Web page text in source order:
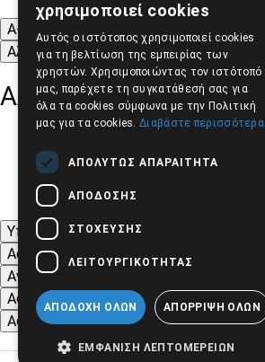
A-
Αλλαγή Γραμματοσειράς
Αλλαγή Χρώματος
Υπογράμμιση συνδέσμων
Ασπρόμαυρες Εικόνες
Αντίθεση Χρωμάτων και Εικόνων
Αφαίρεση κινούμενων εικόνων
Αφαίρεση Στυλ
χρησιμοποιεί cookies
Αυτός ο ιστότοπος χρησιμοποιεί cookies
για τη βελτίωση της εμπειρίας των
χρηστών. Χρησιμοποιώντας τον ιστότοπό
μας, παρέχετε τη συγκατάθεσή σας για
όλα τα cookies σύμφωνα με την Πολιτική
μας για τα cookies. Διαβάστε περισσότερα
ΑΠΟΛΎΤΩΣ ΑΠΑΡΑΊΤΗΤΑ
ΑΠΌΔΟΣΗΣ
ΣΤΌΧΕΥΣΗΣ
ΛΕΙΤΟΥΡΓΙΚΌΤΗΤΑΣ
ΑΠΟΔΟΧΉ ΌΛΩΝ ΑΠΌΡΡΙΨΗ ΌΛΩΝ
ΕΜΦΆΝΙΣΗ ΛΕΠΤΟΜΕΡΕΙΏΝ